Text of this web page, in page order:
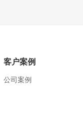
客户案例
公司案例